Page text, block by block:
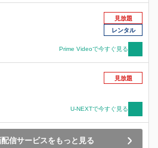
探す旅に出る。そして兄弟は、大きな陰
へと突き進んでいく…。
見放題
レンタル
Prime Videoで今すぐ見る
見放題
U-NEXTで今すぐ見る
信サービスをもっと見る